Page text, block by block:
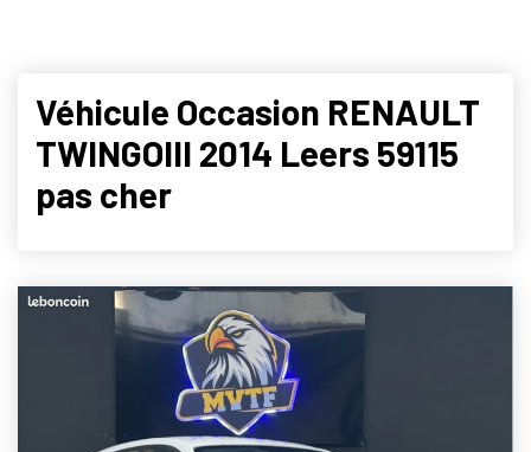
Véhicule Occasion RENAULT
TWINGOIII 2014 Leers 59115
pas cher